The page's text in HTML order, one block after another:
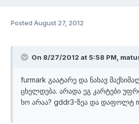
Posted August 27, 2012
On 8/27/2012 at 5:58 PM,
furmark გაატარე და ნახავ
ცხელდება. არადა ეგ კარტები
ხო არაა? gddr3-ზეა და დაფოლტ